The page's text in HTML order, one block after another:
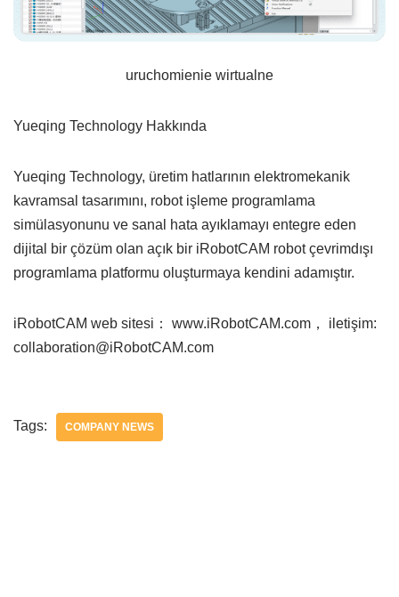
uruchomienie wirtualne
Yueqing Technology Hakkında
Yueqing Technology, üretim hatlarının elektromekanik
kavramsal tasarımını, robot işleme programlama
simülasyonunu ve sanal hata ayıklamayı entegre eden
dijital bir çözüm olan açık bir iRobotCAM robot çevrimdışı
programlama platformu oluşturmaya kendini adamıştır.
iRobotCAM web sitesi： www.iRobotCAM.com， iletişim:
collaboration@iRobotCAM.com
Tags: COMPANY NEWS